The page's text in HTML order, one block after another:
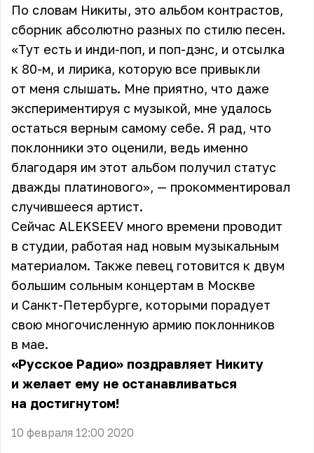
По словам Никиты, это альбом контрастов,
сборник абсолютно разных по стилю песен.
«Тут есть и инди-поп, и поп-дэнс, и отсылка
к 80-м, и лирика, которую все привыкли
от меня слышать. Мне приятно, что даже
экспериментируя с музыкой, мне удалось
остаться верным самому себе. Я рад, что
поклонники это оценили, ведь именно
благодаря им этот альбом получил статус
дважды платинового», — прокомментировал
случившееся артист.
Сейчас ALEKSEEV много времени проводит
в студии, работая над новым музыкальным
материалом. Также певец готовится к двум
большим сольным концертам в Москве
и Санкт-Петербурге, которыми порадует
свою многочисленную армию поклонников
в мае.
«Русское Радио» поздравляет Никиту
и желает ему не останавливаться
на достигнутом!
10 февраля 12:00 2020